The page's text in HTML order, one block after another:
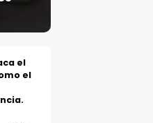
el
el